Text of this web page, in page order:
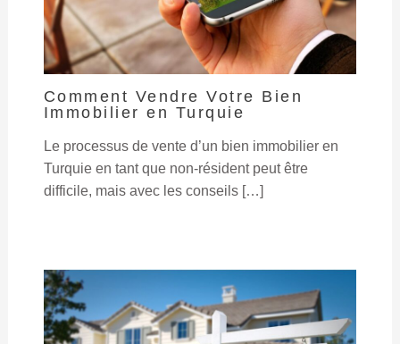
Comment Vendre Votre Bien
Immobilier en Turquie
Le processus de vente d’un bien immobilier en
Turquie en tant que non-résident peut être
difficile, mais avec les conseils […]